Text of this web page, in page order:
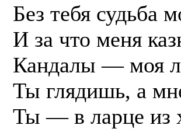
Без тебя судьба
И за что меня
Кандалы — моя
Ты глядишь, а
Ты — в ларце из